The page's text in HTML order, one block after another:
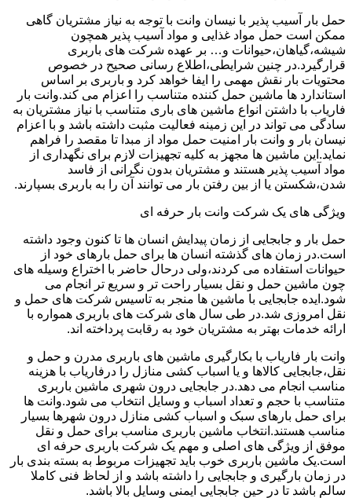
حمل بار آسیب پذیر با نیسان وانت با توجه به نیاز مشتریان گاهی
ممکن است حمل مواد غذایی و مواد آسیب پذیر همچون
شیشه،گیاهان،حیوانات و… بر عهده شرکت های باربری
قرارگیرد.در چنین شرایطی،اطلاع رسانی صحیح در خصوص
محتویات بار نقش مهمی را ایفا خواهد کرد و باربری بر اساس
استاندارد ها ماشین حمل کننده متناسب را اعزام می کند.وانت بار
فاریاب با داشتن انواع ماشین های باری متناسب با نیاز مشتریان به
سادگی می تواند در این زمینه فعالیت مثبت داشته باشد و با اعزام
نیسان بار و وانت بار امنیت حمل مواد از مبدا تا مقصد را فراهم
نماید.این ماشین ها مجهز به کلیه تجهیزات لازم برای نگهداری از
مواد آسیب پذیر هستند و مشتریان بدون نگرانی از فاسد
شدن،شکستن یا از بین رفتن بار می توانند آن را به باربری بسپارند.
ویژگی های یک شرکت وانت بار حرفه ای
حمل بار و جابجایی از زمان پیدایش انسان ها تا کنون وجود داشته
است.در زمان های گذشته انسان ها برای حمل بارهای خود از
حیوانات استفاده می کردند،ولی درحال حاضر با اختراع وسیله های
چون ماشین حمل و نقل بسیار راحت تر و سریع تر انجام می
شود.ایده جابجایی با ماشین ها منجر به تاسیس شرکت های حمل و
نقل امروزی شد.در طی سال های شرکت های باربری همواره با
ارائه خدمات بهتر به مشتریان خود به رقابت پرداخته اند.
وانت بار فاریاب با بکارگیری ماشین های باربری مدرن و حمل و
نقل،جابجایی کالاها و یا اسباب کشی منازل را درفاریاب با هزینه
مناسب انجام می دهد.در جابجایی درون شهری ماشین باربری
متناسب با حجم و تعداد اسباب و وسایل انتخاب می شود.وانت ها
برای حمل بارهای سبک و اسباب کشی منازل درون شهرها بسیار
مناسب هستند.انتخاب ماشین باربری مناسب برای حمل و نقل
موفق از ویژگی های اصلی و مهم یک شرکت باربری حرفه ای
است.یک ماشین باربری خوب باید تجهیزات مربوط به بسته بندی بار
در زمان بارگیری و جابجایی را داشته باشد و از لحاظ فنی کاملا
سالم باشد تا در حین جابجایی ایمنی وسایل بالا باشد.